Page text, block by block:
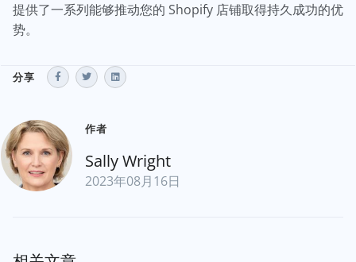
提供了一系列能够推动您的 Shopify 店铺取得持久成功的优
势。
分享
作者
Sally Wright
2023年08月16日